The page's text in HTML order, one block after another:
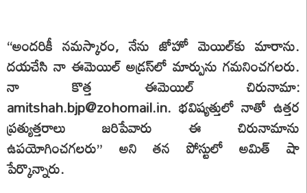
“అందరికీ నమస్కారం, నేను జోహో మెయిల్‌కు మారాను.
దయచేసి నా ఈమెయిల్ అడ్రస్‌లో మార్పును గమనించగలరు.
నా కొత్త ఈమెయిల్ చిరునామా:
amitshah.bjp@zohomail.in. భవిష్యత్తులో నాతో ఉత్తర
ప్రత్యుత్తరాలు జరిపేవారు ఈ చిరునామాను
ఉపయోగించగలరు” అని తన పోస్టులో అమిత్ షా
పేర్కొన్నారు.